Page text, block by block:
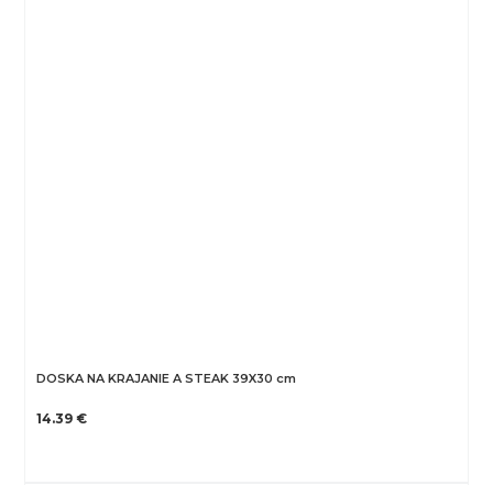
DOSKA NA KRAJANIE A STEAK 39X30 cm
14.39 €